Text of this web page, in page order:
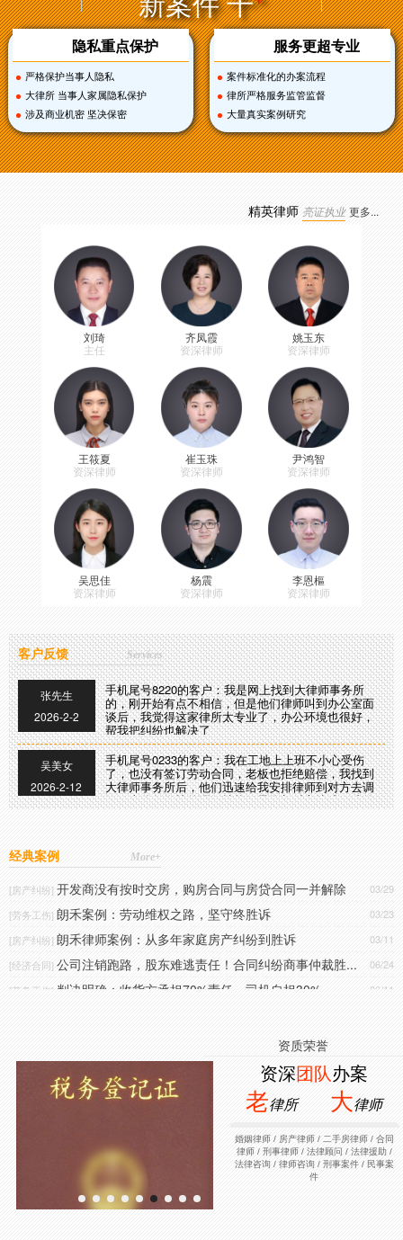
隐私重点保护
严格保护当事人隐私
大律所 当事人家属隐私保护
涉及商业机密 坚决保密
服务更超专业
案件标准化的办案流程
律所严格服务监管监督
大量真实案例研究
精英律师 亮证执业 更多...
刘琦
主任
齐凤霞
资深律师
姚玉东
资深律师
王筱夏
资深律师
崔玉珠
资深律师
尹鸿智
资深律师
吴思佳
资深律师
杨震
资深律师
李恩樞
资深律师
Services
客户反馈
柴先生
2025-5-24
手机尾号4130的客户：我的一个小案子，大律师事务
所居然安排了三个律师办理，感觉太值得了
帮我争取了最大的权益，大的律师事务所就是专业可
明先生
2025-11-8
尾号7685，我们家庭因为继承遗产发生纠纷，委托大
律师用专业的调解技巧，并给我们宣传继承相关的法
律规定，最终我们一家人各谐的处理消化这起家庭纠
纷
2025-11-18
尾号4487，我是搞工程的，接了一个工程都已经做完
了，发包方就是不支付我的工程款，总说我的质量不
达标来做为借口，大律师帮我快速起诉，成功追加工
程款。
洪女士
2025-12-10
尾号6890，我因在车行买了一辆车，才开两个月发现
发动机有问题，开到4S店修理后还是有故障，我要求
退车，车行不同意。我找到大的律师事务所，他们很
快收集证据，帮我起诉到法院，收到法院传票后，大
律师陪同去车行谈判，最终达成了和解协议。
2025-12-19
尾号7788，我在重庆一楼盘买了一套商品房，但交房
的时候发现房子和当初签合同承诺的不一样，我要求
退房，开发商却拒绝，无奈我找到了大律师，他们安
排房产纠纷律师前去与开发商谈判，最终对方同意退
房款并赔偿我的损失，真要感谢大律师事务所。
王女士
2026-1-16
尾号3565，我父亲因工伤事故找单位赔偿，对方态度
蛮横，委托大律师事务所后，很快组织专业律师帮我
们收集证据起诉，现已成功追加赔偿款。
2026-1-22
婚，最后找到婚姻家庭律师，通过调解而离婚，感谢
大律师。
张先生
2026-2-2
手机尾号8220的客户：我是网上找到大律师事务所
的，刚开始有点不相信，但是他们律师叫到办公室面
谈后，我觉得这家律所太专业了，办公环境也很好，
帮我把纠纷也解决了
吴美女
2026-2-12
手机尾号0233的客户：我在工地上上班不小心受伤
了，也没有签订劳动合同，老板也拒绝赔偿，我找到
大律师事务所后，他们迅速给我安排律师到对方去调
解，李律师娴熟的调解技能，最终与对方达成了赔偿
协议，十分感谢
2026-3-12
了大律师，真是太热情了，对案子太负责了，多次约
我到律所沟通案情，点赞。
漆先生
手机尾号8709的客户：我在重庆买了一套房子，交了
定金，但是卖方反悔还要我加价，大律师介入了通过
诉讼帮我继续履行合同，万分感谢大律师
文先生
手机尾号0988的客户：我弟弟因犯事被刑事拘留了，
委托大律师当天就安排律师会见，取保，后成功的把
手机尾号6680的客户：企业拖欠我的工资不给，私下
多次沟通对方态度蛮横，打大律师后两天帮我调解发
律师函，全额追回工资，真心感谢大律师事务所
手机尾号5437的客户：大律师事务所负责、专业、诚
2025-5-24
手机尾号4130的客户：我的一个小案子，大律师事务
所居然安排了三个律师办理，感觉太值得了
More+
经典案例
03/11
[房产纠纷]朗禾律师案例：从多年家庭房产纠纷到胜诉
06/24
[经济合同]公司注销跑路，股东难逃责任！合同纠纷商事仲裁胜...
06/11
[劳务工伤]判决明确：收货方承担70%责任，司机自担30%
06/02
[劳务工伤]劳动维权案圆满落地，助力获得大额赔偿
05/26
[劳务工伤]朗禾胜诉案例：项目管理被认定为劳务关系，驳回全...
05/12
[劳务工伤]助力劳动者成功维权，高效争取足额补偿
[劳务工伤]无劳动关系、无书面合同｜律师努力，19万元工伤赔...
03/29
[房产纠纷]开发商没有按时交房，购房合同与房贷合同一并解除
03/23
[劳务工伤]朗禾案例：劳动维权之路，坚守终胜诉
03/11
[房产纠纷]朗禾律师案例：从多年家庭房产纠纷到胜诉
06/24
[经济合同]公司注销跑路，股东难逃责任！合同纠纷商事仲裁胜...
06/11
[劳务工伤] 判决明确：收货方承担70%责任，司机自担30%
朗禾胜诉案例：项目管理被认定为劳务关系，驳回全...
[劳务工伤]助力劳动者成功维权，高效争取足额补偿
资质荣誉
资深团队办案
老律所 大律师
婚姻律师 / 房产律师 / 二手房律师 / 合同
律师 / 刑事律师 / 法律顾问 / 法律援助 /
法律咨询 / 律师咨询 / 刑事案件 / 民事案
件